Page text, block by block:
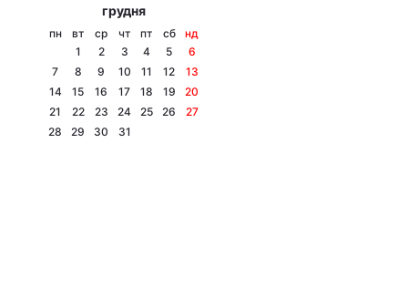
грудня
пн вт ср чт пт сб
нд
1
2 3 4 5
6
7
8 9 10 11 12
13
14
15 16 17 18 19
20
21
22 23 24 25 26
27
28
29 30 31